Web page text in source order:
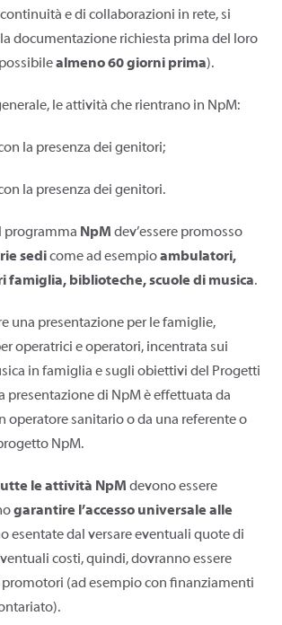
e di collaborazioni in rete, si
documentazione richiesta prima del loro
almeno 60 giorni prima).
le attività che rientrano in NpM:
la presenza dei genitori;
la presenza dei genitori.
programma NpM dev’essere promosso
sedicome ad esempioambulatori,
famiglia, biblioteche, scuole di musica.
una presentazione per le famiglie,
operatrici e operatori, incentrata sui
in famiglia e sugli obiettivi del Progetti
presentazione di NpM è effettuata da
operatore sanitario o da una referente o
NpM.
le attività NpM devono essere
garantire l’accesso universale alle
esentate dal versare eventuali quote di
costi, quindi, dovranno essere
(ad esempio con finanziamenti